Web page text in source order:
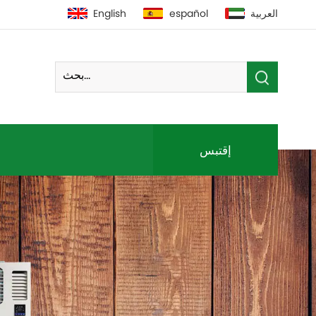
English español العربية
إقتبس